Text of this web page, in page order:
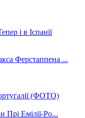
і в Іспанії
(ФОТО)